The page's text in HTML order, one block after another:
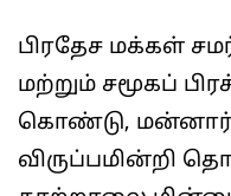
பிரதேச மக்கள்
மற்றும் சமூகப்
கொண்டு, மன்னார்
விருப்பமின்றி